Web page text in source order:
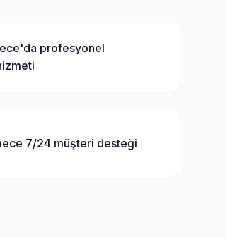
profesyonel
7/24 müşteri desteği